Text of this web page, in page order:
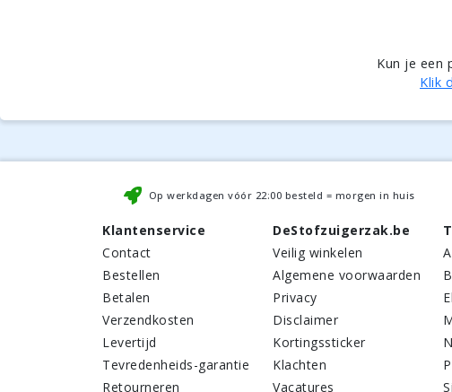
Kun je een
Klik
Op werkdagen vóór 22:00 besteld = morgen in huis
Klantenservice
Contact
Bestellen
Betalen
Verzendkosten
Levertijd
Tevredenheids-garantie
Retourneren
DeStofzuigerzak.be
Veilig winkelen
Algemene voorwaarden
Privacy
Disclaimer
Kortingssticker
Klachten
Vacatures